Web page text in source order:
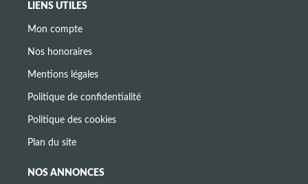
LIENS UTILES
Mon compte
Nos honoraires
Mentions légales
Politique de confidentialité
Politique des cookies
Plan du site
NOS ANNONCES